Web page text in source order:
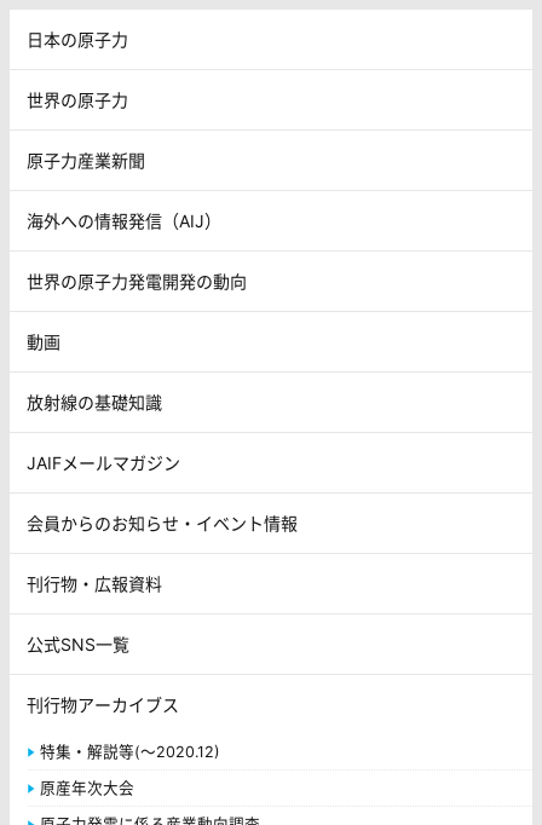
日本の原子力
世界の原子力
原子力産業新聞
海外への情報発信（AIJ）
世界の原子力発電開発の動向
動画
放射線の基礎知識
JAIFメールマガジン
会員からのお知らせ・イベント情報
刊行物・広報資料
公式SNS一覧
刊行物アーカイブス
特集・解説等(～2020.12)
原産年次大会